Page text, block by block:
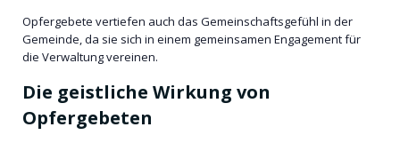
Opfergebete vertiefen auch das Gemeinschaftsgefühl in der
Gemeinde, da sie sich in einem gemeinsamen Engagement für
die Verwaltung vereinen.
Die geistliche Wirkung von
Opfergebeten